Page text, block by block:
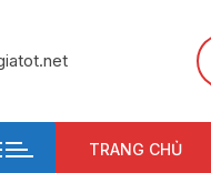
TRANG CHỦ